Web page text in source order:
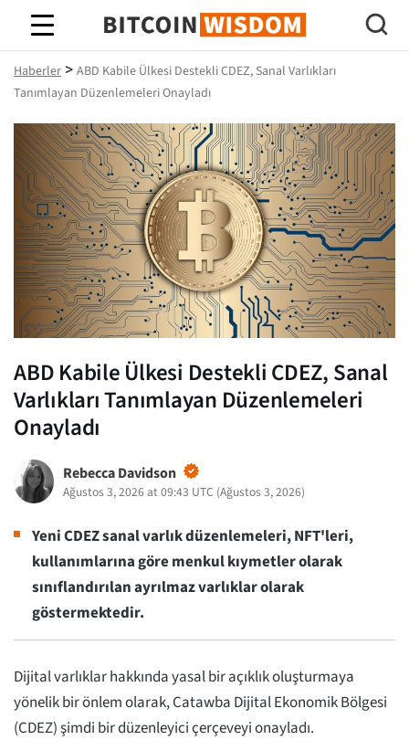
Bitcoin Bilgeliği
Haberler > ABD Kabile Ülkesi Destekli CDEZ, Sanal Varlıkları
Tanımlayan Düzenlemeleri Onayladı
ABD Kabile Ülkesi Destekli CDEZ, Sanal
Varlıkları Tanımlayan Düzenlemeleri
Onayladı
Rebecca Davidson
Ağustos 3, 2026 at 09:43 UTC (Ağustos 3, 2026)
Yeni CDEZ sanal varlık düzenlemeleri, NFT'leri,
kullanımlarına göre menkul kıymetler olarak
sınıflandırılan ayrılmaz varlıklar olarak
göstermektedir.
Dijital varlıklar hakkında yasal bir açıklık oluşturmaya
yönelik bir önlem olarak, Catawba Dijital Ekonomik Bölgesi
(CDEZ) şimdi bir düzenleyici çerçeveyi onayladı.